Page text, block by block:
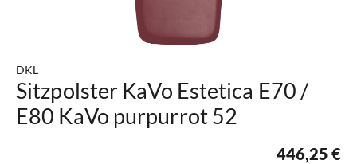
DKL
Sitzpolster KaVo Estetica E70 /
E80 KaVo purpurrot 52
446,25 €